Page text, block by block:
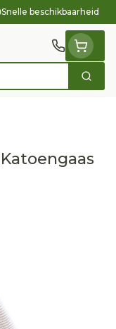
Snelle beschikbaarheid
Zoek